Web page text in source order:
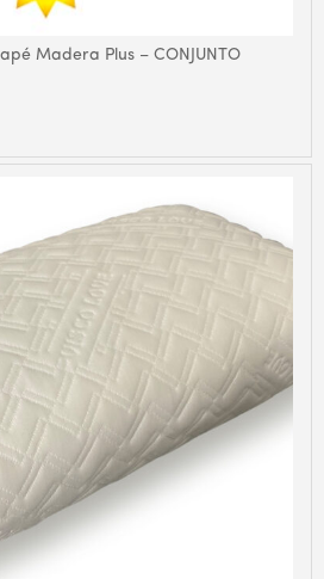
Madera Plus – CONJUNTO